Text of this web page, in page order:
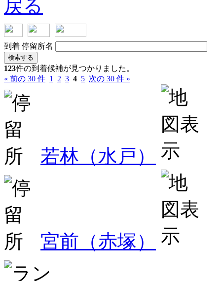
到着 停留所名
検索する
123件の到着候補が見つかりました。
« 前の 30 件 1 2 3 4 5 次の 30 件 »
若林（水戸）
宮前（赤塚）